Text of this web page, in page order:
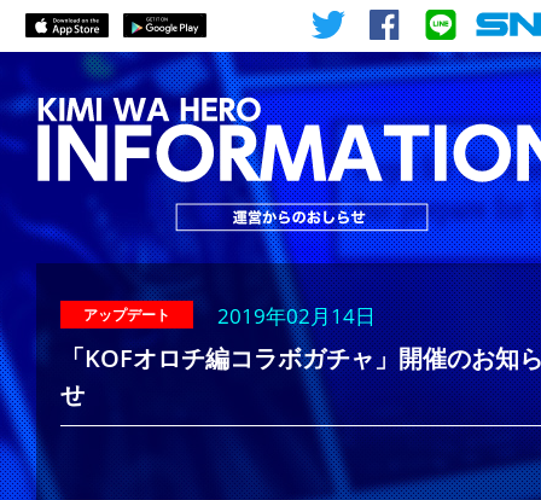
アップデート 2019年02月14日
「KOFオロチ編コラボガチャ」開催のお知
せ